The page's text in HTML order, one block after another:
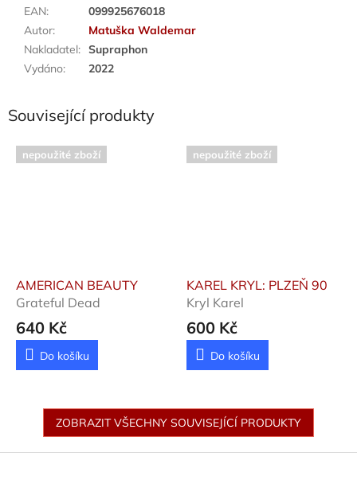
EAN:
099925676018
Autor:
Matuška Waldemar
Nakladatel: Supraphon
Vydáno: 2022
Související produkty
nepoužité zboží
AMERICAN BEAUTY
Grateful Dead
640 Kč
Do košíku
nepoužité zboží
KAREL KRYL: PLZEŇ 90
Kryl Karel
600 Kč
Do košíku
ZOBRAZIT VŠECHNY SOUVISEJÍCÍ PRODUKTY